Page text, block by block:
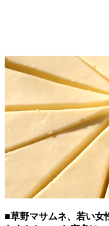
■草野マサムネ、若い女